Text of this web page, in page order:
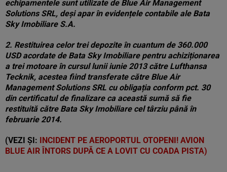
echipamentele sunt utilizate de Blue Air Management
Solutions SRL, deși apar în evidențele contabile ale Bata
Sky Imobiliare S.A.
2. Restituirea celor trei depozite în cuantum de 360.000
USD acordate de Bata Sky Imobiliare pentru achiziționarea
a trei motoare în cursul lunii iunie 2013 către Lufthansa
Tecknik, acestea fiind transferate către Blue Air
Management Solutions SRL cu obligația conform pct. 30
din certificatul de finalizare ca această sumă să fie
restituită către Bata Sky Imobiliare cel târziu până în
februarie 2014.
(VEZI ȘI: INCIDENT PE AEROPORTUL OTOPENI! AVION
BLUE AIR ÎNTORS DUPĂ CE A LOVIT CU COADA PISTA)